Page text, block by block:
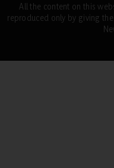
All the content on this
reproduced only by giving